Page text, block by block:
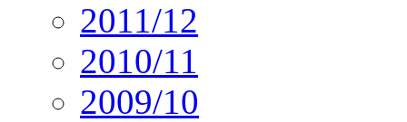
2011/12
2010/11
2009/10